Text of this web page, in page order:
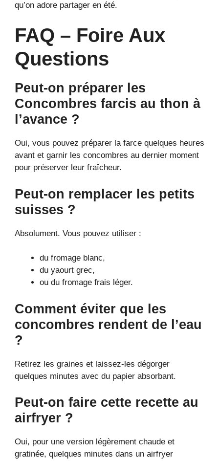
qu’on adore partager en été.
FAQ – Foire Aux
Questions
Peut-on préparer les
Concombres farcis au thon à
l’avance ?
Oui, vous pouvez préparer la farce quelques heures
avant et garnir les concombres au dernier moment
pour préserver leur fraîcheur.
Peut-on remplacer les petits
suisses ?
Absolument. Vous pouvez utiliser :
du fromage blanc,
du yaourt grec,
ou du fromage frais léger.
Comment éviter que les
concombres rendent de l’eau
?
Retirez les graines et laissez-les dégorger
quelques minutes avec du papier absorbant.
Peut-on faire cette recette au
airfryer ?
Oui, pour une version légèrement chaude et
gratinée, quelques minutes dans un airfryer